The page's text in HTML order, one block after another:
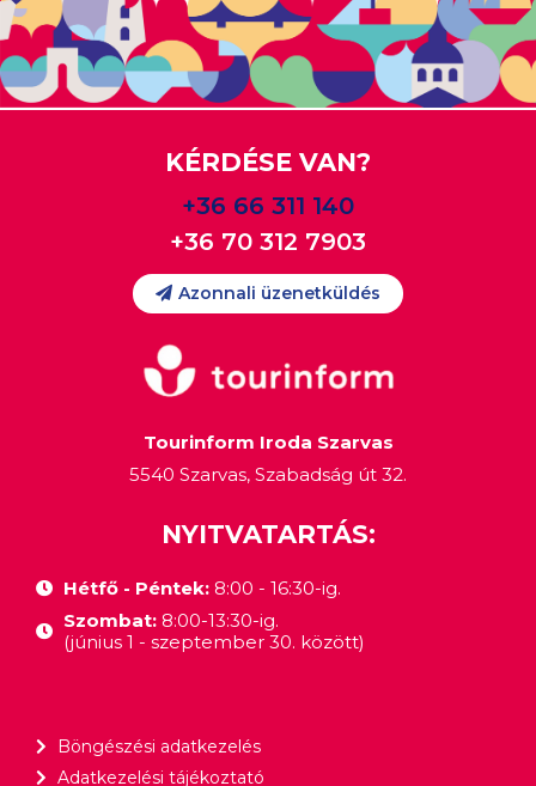
KÉRDÉSE VAN?
+36 66 311 140
+36 70 312 7903
Azonnali üzenetküldés
Tourinform Iroda Szarvas
5540 Szarvas, Szabadság út 32.
NYITVATARTÁS:
Hétfő - Péntek:8:00 - 16:30-ig.
Szombat: 8:00-13:30-ig.
(június 1 - szeptember 30. között)
Böngészési adatkezelés
Adatkezelési tájékoztató